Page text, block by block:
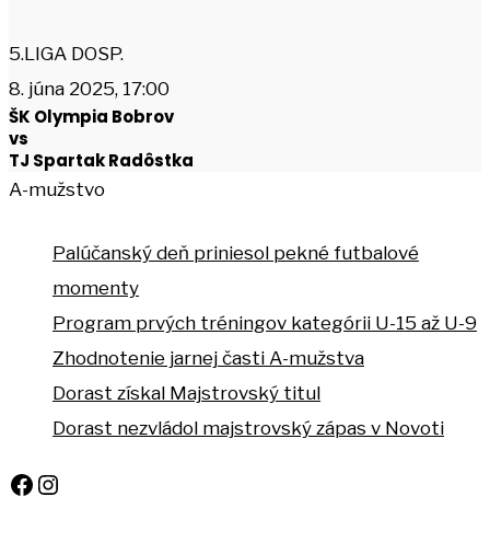
5.LIGA DOSP.
8. júna 2025, 17:00
ŠK Olympia Bobrov
vs
TJ Spartak Radôstka
A-mužstvo
Palúčanský deň priniesol pekné futbalové
momenty
Program prvých tréningov kategórii U-15 až U-9
Zhodnotenie jarnej časti A-mužstva
Dorast získal Majstrovský titul
Dorast nezvládol majstrovský zápas v Novoti
Facebook
Instagram